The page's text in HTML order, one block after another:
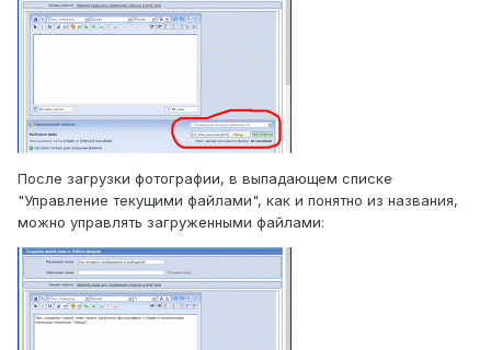
После загрузки фотографии, в выпадающем списке
"Управление текущими файлами", как и понятно из названия,
можно управлять загруженными файлами: